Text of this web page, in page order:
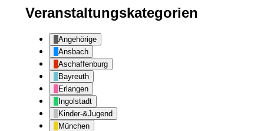
Veranstaltungskategorien
Angehörige
Ansbach
Aschaffenburg
Bayreuth
Erlangen
Ingolstadt
Kinder-&Jugend
München